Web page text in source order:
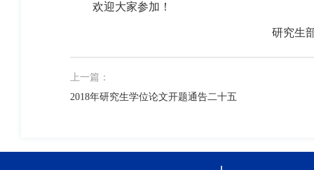
欢迎大家参加！
研究生
上一篇：
2018年研究生学位论文开题通告二十五